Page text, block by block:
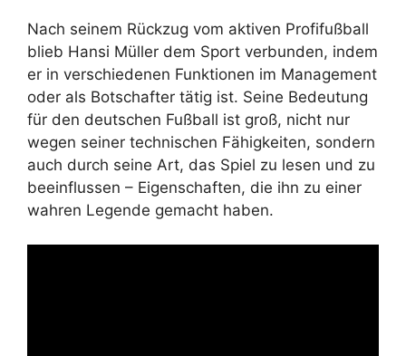
Nach seinem Rückzug vom aktiven Profifußball
blieb Hansi Müller dem Sport verbunden, indem
er in verschiedenen Funktionen im Management
oder als Botschafter tätig ist. Seine Bedeutung
für den deutschen Fußball ist groß, nicht nur
wegen seiner technischen Fähigkeiten, sondern
auch durch seine Art, das Spiel zu lesen und zu
beeinflussen – Eigenschaften, die ihn zu einer
wahren Legende gemacht haben.